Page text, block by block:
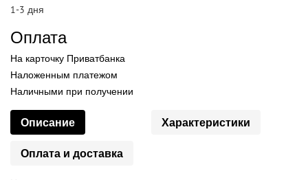
1-3 дня
Оплата
На карточку Приватбанка
Наложенным платежом
Наличными при получении
Описание Характеристики
Оплата и доставка